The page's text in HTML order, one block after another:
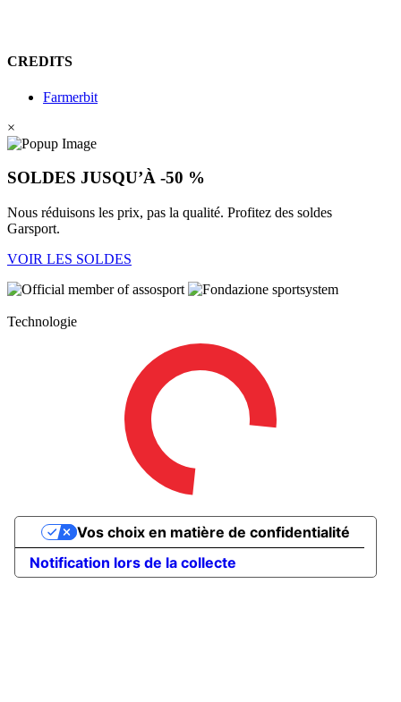
CREDITS
Farmerbit
×
SOLDES JUSQU’À -50 %
Nous réduisons les prix, pas la qualité. Profitez des soldes
Garsport.
VOIR LES SOLDES
Technologie
Notification lors de la collecte
Vos choix en matière de confidentialité